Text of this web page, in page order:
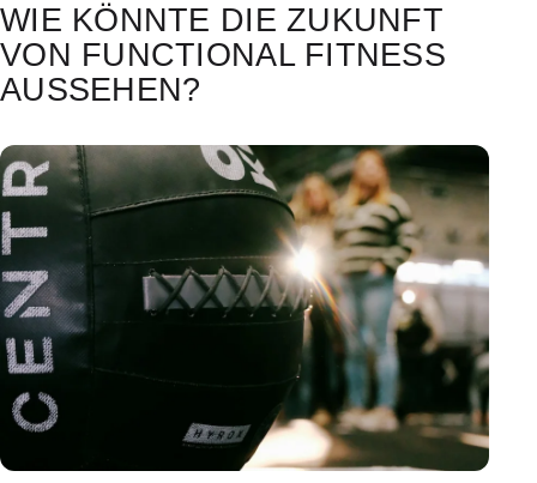
WIE KÖNNTE DIE ZUKUNFT
VON FUNCTIONAL FITNESS
AUSSEHEN?